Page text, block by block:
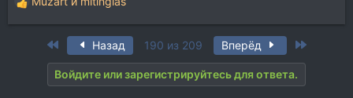
Р
е
First Назад 190 из 209 Вперёд
Войдите или зарегистрируйтесь для ответа.